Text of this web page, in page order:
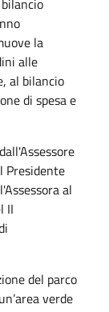
la
alle
al bilancio
di spesa e
Presidente
al
II
del parco
verde